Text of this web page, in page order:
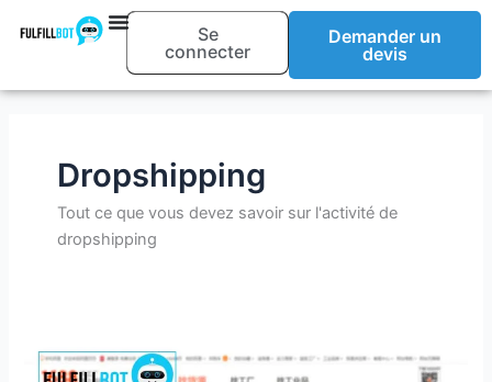
Se
connecter
Demander un
devis
Dropshipping
Tout ce que vous devez savoir sur l'activité de
dropshipping
Dropshipping